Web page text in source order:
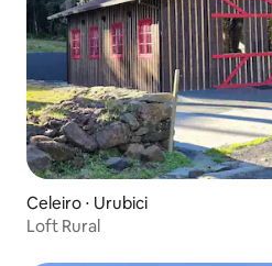
Celeiro ⋅ Urubici
Loft Rural